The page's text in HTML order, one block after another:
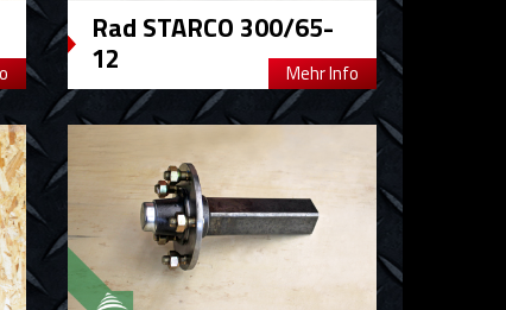
Rad STARCO 300/65-
12 Mehr Info